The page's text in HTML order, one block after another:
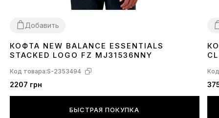
Добавить
XL
КОФТА NEW BALANCE ESSENTIALS
STACKED LOGO FZ MJ31536NNY
Код товара:S-2353494
2207 грн
БЫСТРАЯ ПОКУПКА
M